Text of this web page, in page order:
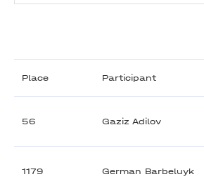
Place Participant
56 Gaziz Adilov
1179 German Barbeluyk